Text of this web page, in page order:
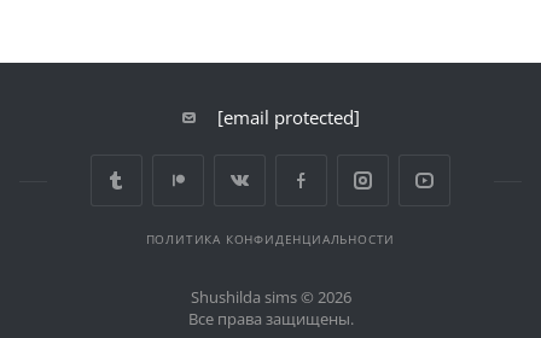
[email protected]
ПОЛИТИКА КОНФИДЕНЦИАЛЬНОСТИ
Shushilda sims © 2026
Все права защищены.